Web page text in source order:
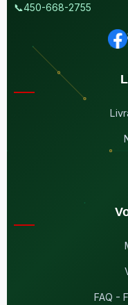
📞450-668-2755
FAQ -